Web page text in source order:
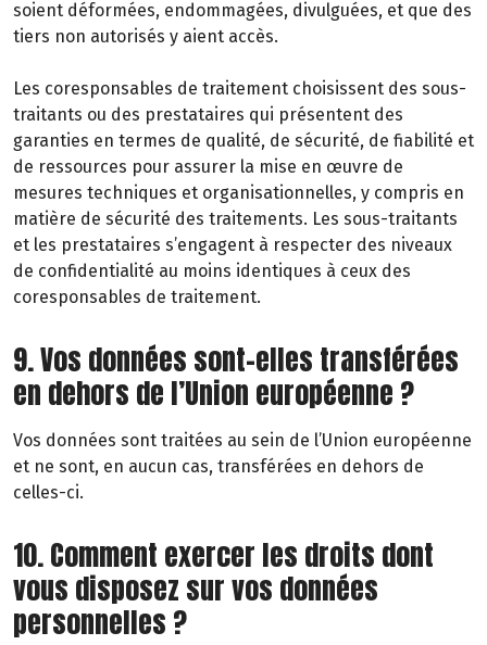
soient déformées, endommagées, divulguées, et que des
tiers non autorisés y aient accès.
Les coresponsables de traitement choisissent des sous-
traitants ou des prestataires qui présentent des
garanties en termes de qualité, de sécurité, de fiabilité et
de ressources pour assurer la mise en œuvre de
mesures techniques et organisationnelles, y compris en
matière de sécurité des traitements. Les sous-traitants
et les prestataires s’engagent à respecter des niveaux
de confidentialité au moins identiques à ceux des
coresponsables de traitement.
9. Vos données sont-elles transférées
en dehors de l’Union européenne ?
Vos données sont traitées au sein de l’Union européenne
et ne sont, en aucun cas, transférées en dehors de
celles-ci.
10. Comment exercer les droits dont
vous disposez sur vos données
personnelles ?